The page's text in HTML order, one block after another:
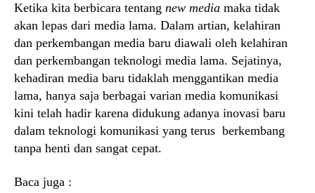
Ketika kita berbicara tentang new media maka tidak
akan lepas dari media lama. Dalam artian, kelahiran
dan perkembangan media baru diawali oleh kelahiran
dan perkembangan teknologi media lama. Sejatinya,
kehadiran media baru tidaklah menggantikan media
lama, hanya saja berbagai varian media komunikasi
kini telah hadir karena didukung adanya inovasi baru
dalam teknologi komunikasi yang terus berkembang
tanpa henti dan sangat cepat.
Baca juga :